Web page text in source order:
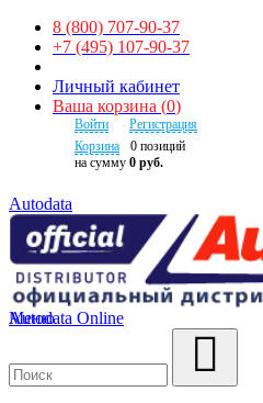
8 (800) 707-90-37
+7 (495) 107-90-37
Личный кабинет
Ваша корзина (0)
Войти
Регистрация
Корзина
0 позиций
на сумму 0 руб.
Autodata
Autodata Online
Меню